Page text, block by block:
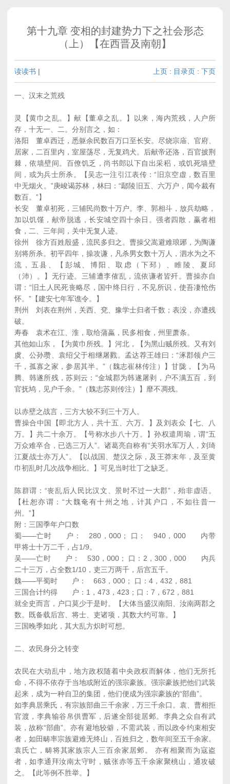
第十九章 变相的封建势力下之社会形态
（上）【在西晋及南朝】
读读书 | 上页 : 目录页 : 下页
一、汉末之荒残
灵【黄巾之乱。】献【董卓之乱。】以来，海内荒残，人户所
存，十无一、二。分别言之，如：
洛阳 董卓西迁，悉躯余民数百万口至长安。尽烧宗庙、官府、
居家，二百里内，室屋荡尽，无复鸡犬。后献帝还洛，百官披荆
棘，依墙壁间。百僚饥乏，尚书郎以下自出采稆，或饥死墙壁
间，或为兵士所杀。【吴志一注引江表传：“旧京空虚，数百里
中无烟火。”庚峻谒苏林，林曰：“鄢陵旧五、六万户，闻今裁有
数百。”】
长安 董卓初死，三辅民尚数十万户。李、郭相斗，放兵劫略，
加以饥馑，献帝脱逃，长安城空四十余日。强者四散，赢者相
食，二、三年间，关中无复人迹。
徐州 徐方百姓殷盛，流民多归之。曹操父嵩避难琅琊，为陶谦
别将所杀。初平四年，操攻谦，凡杀男女数十万人，泗水为之不
流，五县、【彭城、博阳、取虑（下邳）、睢陵、夏邱
（沛）。】无行迹。三辅遭李傕乱，流依谦者皆歼。曹操亦自
谓：“旧土人民死丧略尽，国中终日行，不见所识，使吾凄怆伤
怀。”【建安七年军谯令。】
荆州 刘表在荆州，关西、兗、豫学士归者千数；表没，亦遭残
破。
寿春 袁术在江、淮，取给蒲蠃，民多相食，州里萧条。
其他如山东，【为黄巾所残。】河北，【为黑山贼所残。又有刘
虞、公孙瓒、袁绍父于相继屠戮。孟达荐王雄曰：“涿郡领户三
千，孤寡之家，参居其半。”（魏志崔林传注）】甘陇，【为马
腾、韩遂所残，苏则云：“金城郡为韩遂屠剥，户不满五百，到
官抚鸠，见户千余。”（魏志苏则传注）】靡不凋残。
以赤壁之战言，三方大较不到三十万人。
曹操合中国【即北方人，共十五、六万。】及刘表众【七、八
万。】共二十余万。【号称水步八十万。】孙权遣周瑜，谓“五
万众难卒合，已选三万人”。诸葛亮自称有“关羽水军万人，刘琦
江夏战士亦万人”。【以战国、楚汉之际，及王莽末年，及至黄
巾初乱时几次战争相比。】可见当时壮丁之缺乏。
陈群谓：“丧乱后人民比汉文、景时不过一大郡”，殆非虚语。
【杜恕亦谓：“大魏奄有十州之地，计其户口，不如往昔一
州。”】
附：三国季年户口数
蜀――亡时 户： 280，000； 口： 940，000 内带
甲将士十万二千，占1/9。
吴――亡时 户： 530，000； 口：2，300，000 内兵
二十三万，占全数1/10，吏三万两千，后宫五千。
魏――平蜀时 户： 663，000； 口：4，432，881
三国合计约得 户：1，473，423；口：7，672，881
就全史而言，户口莫少于是时。【大体当盛汉南阳、汝南两郡之
数。既备载后宫、将士、吏诸项，其数大约可靠。】
三国晚季如此，其大乱方炽时可想。
二、农民身分之转变
农民在大动乱中，地方政权随着中央政权而解体，他们无所托
命，不得不依存于当地或附近的强宗豪族。强宗豪族把他们武装
起来，成为一种自卫的集团，他们便成为强宗豪族的“部曲”。
如李典居乘氏，有宗族部曲三千余家，万三千余口。袁、曹相拒
官渡，李典输谷帛供曹军，后遂全部徙居邺。李典之众自有武
装，故称“部曲”。亦有避地较僻，不需武装，而以政令约束相安
者，如田畴率宗族避难无终山，百姓归之，数年间至五千余家。
袁氏亡，畴将其家族宗人三百余家居邺。 亦有相聚而为寇盗
者，如李通拜汝南太守时，贼张赤等五千余家聚桃山，通攻破
之。【此等例不胜举。】